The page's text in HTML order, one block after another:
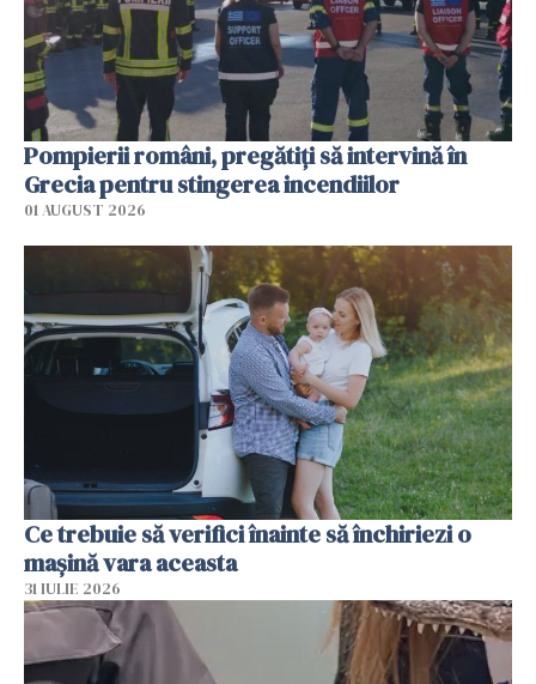
Pompierii români, pregătiţi să intervină în
Grecia pentru stingerea incendiilor
01 AUGUST 2026
Ce trebuie să verifici înainte să închiriezi o
mașină vara aceasta
31 IULIE 2026